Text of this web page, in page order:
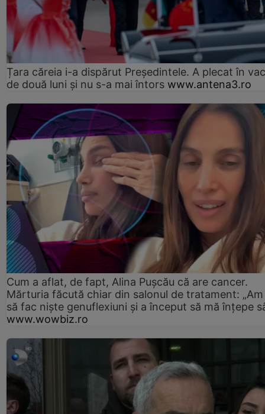
Țara căreia i-a dispărut Președintele. A plecat în
de două luni și nu s-a mai întors www.antena3.ro
Cum a aflat, de fapt, Alina Pușcău că are cancer.
Mărturia făcută chiar din salonul de tratament:
să fac niște genuflexiuni și a început să mă înțepe
www.wowbiz.ro